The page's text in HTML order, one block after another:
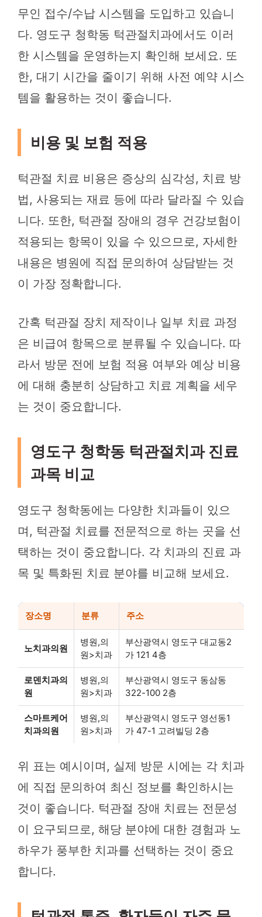
무인 접수/수납 시스템을 도입하고 있습니
다. 영도구 청학동 턱관절치과에서도 이러
한 시스템을 운영하는지 확인해 보세요. 또
한, 대기 시간을 줄이기 위해 사전 예약 시스
템을 활용하는 것이 좋습니다.
비용 및 보험 적용
턱관절 치료 비용은 증상의 심각성, 치료 방
법, 사용되는 재료 등에 따라 달라질 수 있습
니다. 또한, 턱관절 장애의 경우 건강보험이
적용되는 항목이 있을 수 있으므로, 자세한
내용은 병원에 직접 문의하여 상담받는 것
이 가장 정확합니다.
간혹 턱관절 장치 제작이나 일부 치료 과정
은 비급여 항목으로 분류될 수 있습니다. 따
라서 방문 전에 보험 적용 여부와 예상 비용
에 대해 충분히 상담하고 치료 계획을 세우
는 것이 중요합니다.
영도구 청학동 턱관절치과 진료
과목 비교
영도구 청학동에는 다양한 치과들이 있으
며, 턱관절 치료를 전문적으로 하는 곳을 선
택하는 것이 중요합니다. 각 치과의 진료 과
목 및 특화된 치료 분야를 비교해 보세요.
장소명 분류 주소
노치과의원
병원,의
원>치과
부산광역시 영도구 대교동2
가 121 4층
로덴치과의
원
병원,의
원>치과
부산광역시 영도구 동삼동
322-100 2층
스마트케어
치과의원
병원,의
원>치과
부산광역시 영도구 영선동1
가 47-1 고려빌딩 2층
위 표는 예시이며, 실제 방문 시에는 각 치과
에 직접 문의하여 최신 정보를 확인하시는
것이 좋습니다. 턱관절 장애 치료는 전문성
이 요구되므로, 해당 분야에 대한 경험과 노
하우가 풍부한 치과를 선택하는 것이 중요
합니다.